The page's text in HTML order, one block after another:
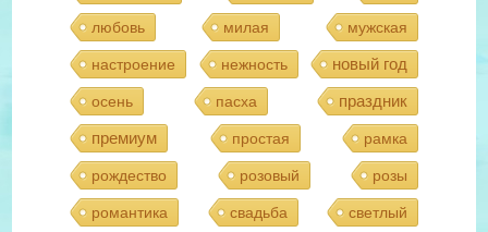
любовь милая мужская
настроение нежность новый год
осень пасха
праздник
премиум
простая рамка
рождество розовый розы
романтика свадьба светлый